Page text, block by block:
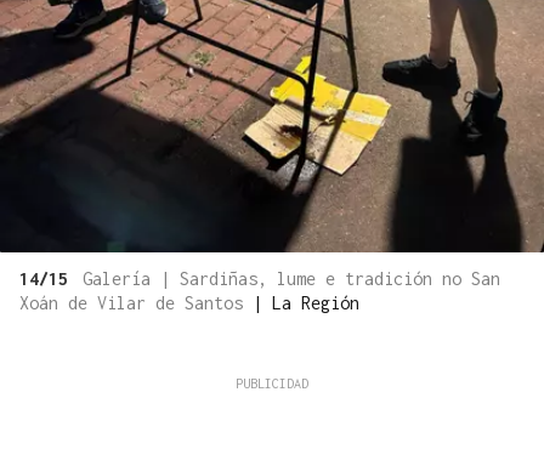
14/15
Galería | Sardiñas, lume e tradición no San
Xoán de Vilar de Santos
| La Región